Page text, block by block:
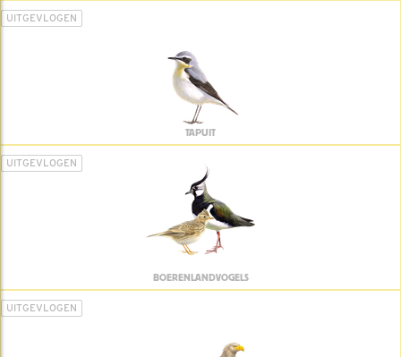
UITGEVLOGEN
TAPUIT
UITGEVLOGEN
BOERENLANDVOGELS
UITGEVLOGEN